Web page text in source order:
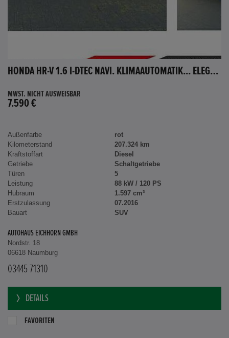
HONDA HR-V 1.6 I-DTEC NAVI. KLIMAAUTOMATIK... ELEGANCE
MWST. NICHT AUSWEISBAR
7.590 €
Außenfarbe
rot
Kilometerstand
207.324 km
Kraftstoffart
Diesel
Getriebe
Schaltgetriebe
Türen
5
Leistung
88 kW / 120 PS
Hubraum
1.597 cm³
Erstzulassung
07.2016
Bauart
SUV
AUTOHAUS EICHHORN GMBH
Nordstr. 18
06618 Naumburg
03445 71310
DETAILS
FAVORITEN